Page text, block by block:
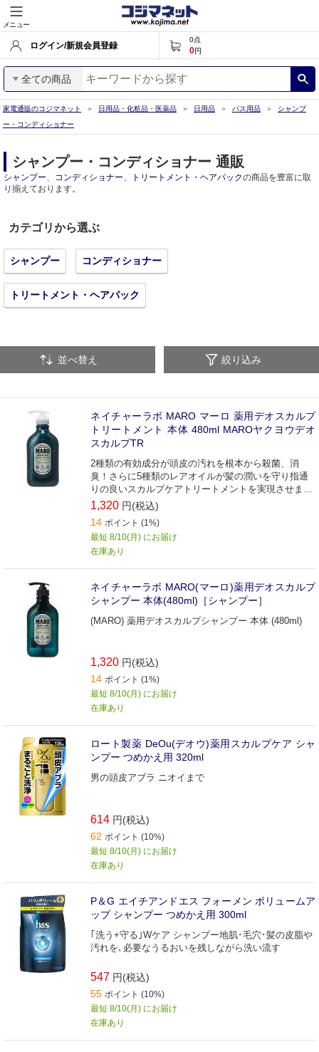
メニュー
ログイン/新規会員登録
0点
0円
全ての商品
家電通販のコジマネット 日用品・化粧品・医薬品 日用品 バス用品
シャンプ
ー・コンディショナー
シャンプー・コンディショナー 通販
シャンプー、 コンディショナー、 トリートメント・ヘアパックの商品を豊富に取
り揃えております。
カテゴリから選ぶ
シャンプー コンディショナー
トリートメント・ヘアパック
並べ替え 絞り込み
ネイチャーラボ MARO マーロ 薬用デオスカルプ
トリートメント 本体 480ml MAROヤクヨウデオ
スカルプTR
2種類の有効成分が頭皮の汚れを根本から殺菌、消
臭！さらに5種類のレアオイルが髪の潤いを守り指通
りの良いスカルプケアトリートメントを実現させまし
た。
1,320 円(税込)
14 ポイント (1%)
最短 8/10(月) にお届け
在庫あり
ネイチャーラボ MARO(マーロ)薬用デオスカルプ
シャンプー 本体(480ml)［シャンプー］
(MARO) 薬用デオスカルプシャンプー 本体 (480ml)
1,320 円(税込)
14 ポイント (1%)
最短 8/10(月) にお届け
在庫あり
ロート製薬 DeOu(デオウ)薬用スカルプケア シャ
ンプー つめかえ用 320ml
男の頭皮アブラ ニオイまで
614 円(税込)
62 ポイント (10%)
最短 8/10(月) にお届け
在庫あり
P＆G エイチアンドエス フォーメン ボリュームア
ップ シャンプー つめかえ用 300ml
｢洗う+守る｣Wケア シャンプー地肌･毛穴･髪の皮脂や
汚れを､必要なうるおいを残しながら洗い流す
547 円(税込)
55 ポイント (10%)
最短 8/10(月) にお届け
在庫あり